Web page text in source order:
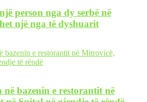
person nga dy serbë në
një nga të dyshuarit
në bazenin e restorantit në